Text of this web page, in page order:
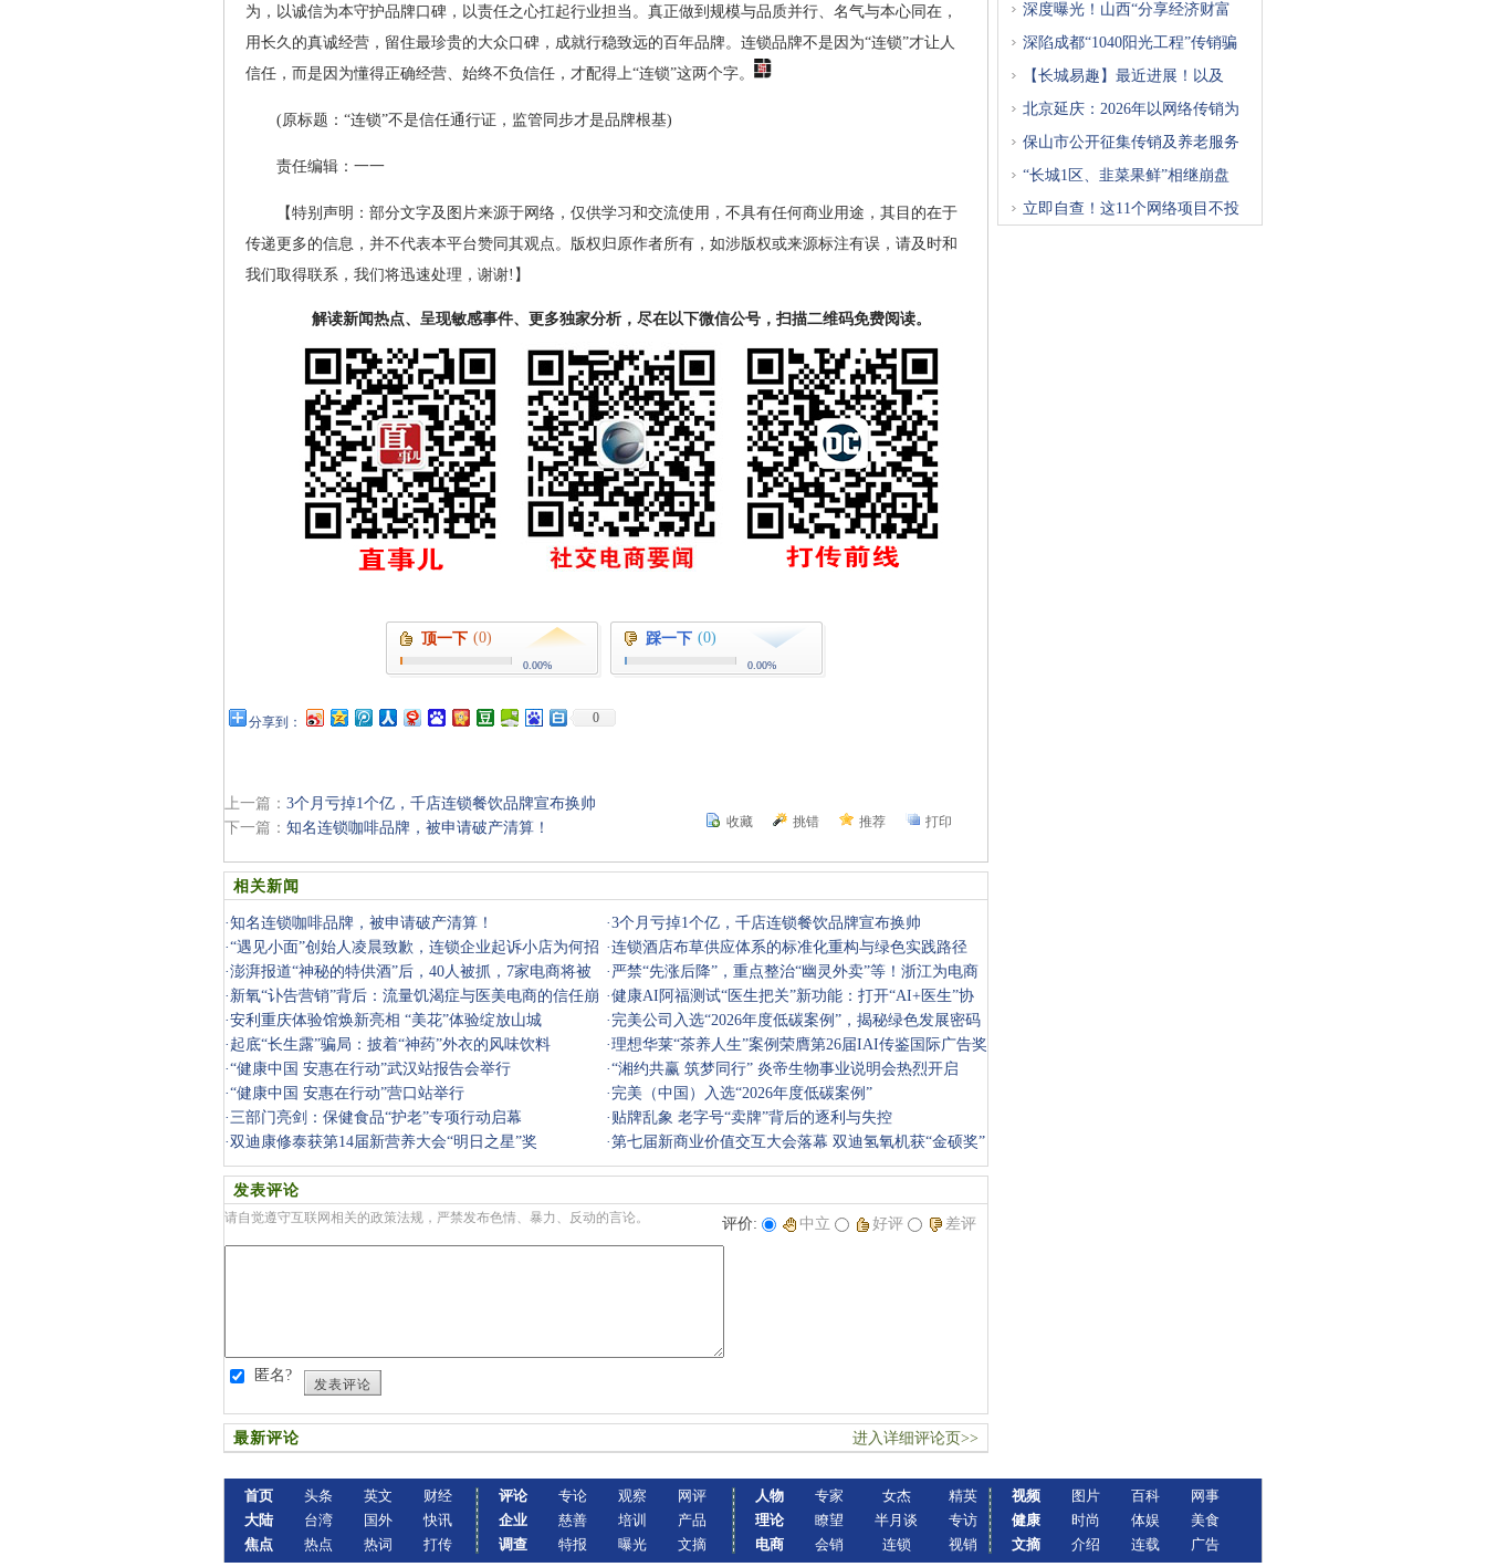
为，以诚信为本守护品牌口碑，以责任之心扛起行业担当。真正做到规模与品质并行、名气与本心同在，
用长久的真诚经营，留住最珍贵的大众口碑，成就行稳致远的百年品牌。连锁品牌不是因为“连锁”才让人
信任，而是因为懂得正确经营、始终不负信任，才配得上“连锁”这两个字。
(原标题：“连锁”不是信任通行证，监管同步才是品牌根基)
责任编辑：一一
【特别声明：部分文字及图片来源于网络，仅供学习和交流使用，不具有任何商业用途，其目的在于
传递更多的信息，并不代表本平台赞同其观点。版权归原作者所有，如涉版权或来源标注有误，请及时和
我们取得联系，我们将迅速处理，谢谢!】
解读新闻热点、呈现敏感事件、更多独家分析，尽在以下微信公号，扫描二维码免费阅读。
顶一下 (0)
0.00%
踩一下 (0)
0.00%
分享到： 0
上一篇： 3个月亏掉1个亿，千店连锁餐饮品牌宣布换帅
下一篇： 知名连锁咖啡品牌，被申请破产清算！ 收藏 挑错 推荐 打印
相关新闻
·知名连锁咖啡品牌，被申请破产清算！ ·3个月亏掉1个亿，千店连锁餐饮品牌宣布换帅
·“遇见小面”创始人凌晨致歉，连锁企业起诉小店为何招
致反感
·连锁酒店布草供应体系的标准化重构与绿色实践路径
·澎湃报道“神秘的特供酒”后，40人被抓，7家电商将被
罚
· 严禁“先涨后降”，重点整治“幽灵外卖”等！浙江为电商
平台
· 新氧“讣告营销”背后：流量饥渴症与医美电商的信任崩
塌
·健康AI阿福测试“医生把关”新功能：打开“AI+医生”协
作想象
·安利重庆体验馆焕新亮相 “美花”体验绽放山城 · 完美公司入选“2026年度低碳案例”，揭秘绿色发展密码
· 起底“长生露”骗局：披着“神药”外衣的风味饮料 ·理想华莱“茶养人生”案例荣膺第26届IAI传鉴国际广告奖
优秀奖
·“健康中国 安惠在行动”武汉站报告会举行 ·“湘约共赢 筑梦同行” 炎帝生物事业说明会热烈开启
·“健康中国 安惠在行动”营口站举行 · 完美（中国）入选“2026年度低碳案例”
·三部门亮剑：保健食品“护老”专项行动启幕 · 贴牌乱象 老字号“卖牌”背后的逐利与失控
·双迪康修泰获第14届新营养大会“明日之星”奖 ·第七届新商业价值交互大会落幕 双迪氢氧机获“金硕奖”
发表评论
请自觉遵守互联网相关的政策法规，严禁发布色情、暴力、反动的言论。 评价: 中立 好评 差评
匿名?
发表评论
最新评论 进入详细评论页>>
深度曝光！山西“分享经济财富
深陷成都“1040阳光工程”传销骗
【长城易趣】最近进展！以及
北京延庆：2026年以网络传销为
保山市公开征集传销及养老服务
“长城1区、韭菜果鲜”相继崩盘
立即自查！这11个网络项目不投
首页
大陆
焦点
头条
台湾
热点
英文
国外
热词
财经
快讯
打传
评论
企业
调查
专论
慈善
特报
观察
培训
曝光
网评
产品
文摘
人物
理论
电商
专家
瞭望
会销
女杰
半月谈
连锁
精英
专访
视销
视频
健康
文摘
图片
时尚
介绍
百科
体娱
连载
网事
美食
广告